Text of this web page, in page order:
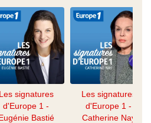
Les signatures
d'Europe 1 -
Eugénie Bastié
Les signatures
d'Europe 1 -
Catherine Nay